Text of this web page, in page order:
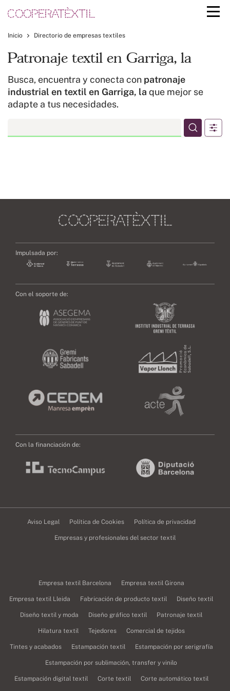
Inicio Directorio de empresas textiles
Patronaje textil en Garriga, la
Busca, encuentra y conecta con patronaje
industrial en textil en Garriga, la que mejor se
adapte a tus necesidades.
Impulsada por:
Con el soporte de:
Con la financiación de:
Aviso Legal Política de Cookies Política de privacidad
Empresas y profesionales del sector textil
Empresa textil Barcelona Empresa textil Girona
Empresa textil Lleida Fabricación de producto textil Diseño textil
Diseño textil y moda Diseño gráfico textil Patronaje textil
Hilatura textil Tejedores Comercial de tejidos
Tintes y acabados Estampación textil Estampación por serigrafía
Estampación por sublimación, transfer y vinilo
Estampación digital textil Corte textil Corte automático textil